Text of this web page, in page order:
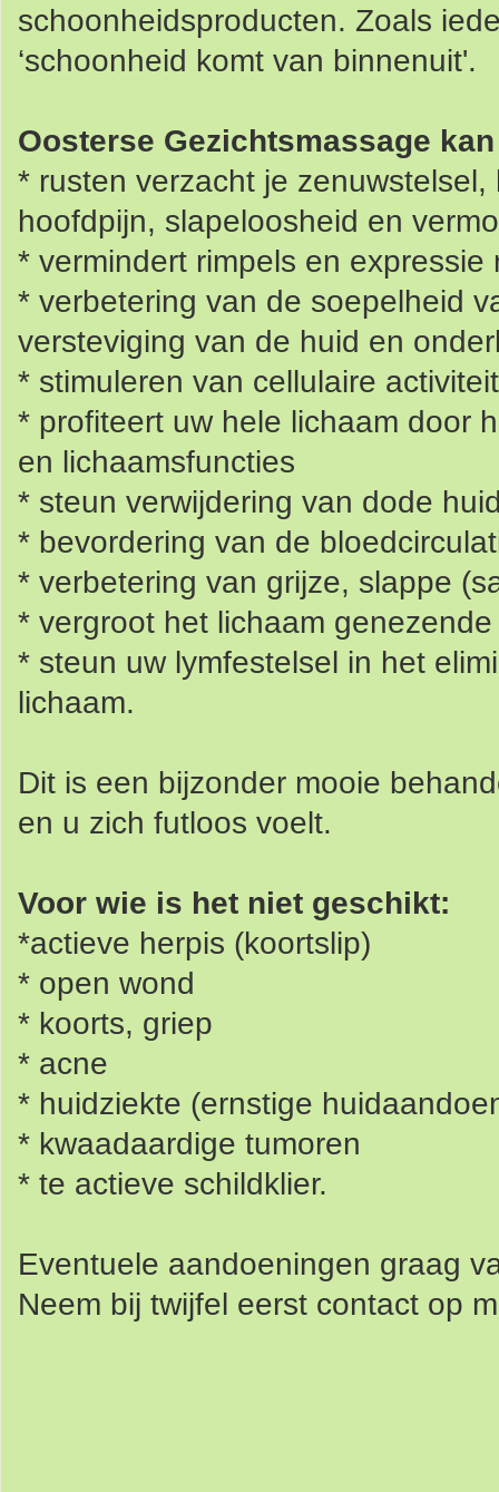
schoonheidsproducten. Zoals
‘schoonheid komt van binnenuit'.
Oosterse Gezichtsmassage
* rusten verzacht je
hoofdpijn, slapeloosheid en
* vermindert rimpels en
* verbetering van de soepelheid
versteviging van de huid en
* stimuleren van cellulaire
* profiteert uw hele lichaam door
en lichaamsfuncties
* steun verwijdering van dode
* bevordering van de
* verbetering van grijze, slappe
* vergroot het lichaam
* steun uw lymfestelsel in het
lichaam.
Dit is een bijzonder mooie
en u zich futloos voelt.
Voor wie is het niet geschikt:
*actieve herpis (koortslip)
* open wond
* koorts, griep
* acne
* huidziekte (ernstige
* kwaadaardige tumoren
* te actieve schildklier.
Eventuele aandoeningen graag
Neem bij twijfel eerst contact op